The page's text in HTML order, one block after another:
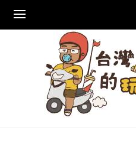
content